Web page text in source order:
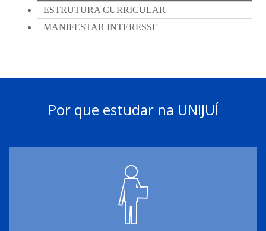
Por que estudar na UNIJUÍ